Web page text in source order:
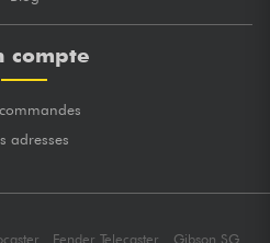
compte
adresses
Fender Telecaster Gibson SG